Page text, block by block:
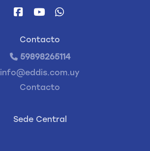
Contacto
59898265114
info@eddis.com.uy
Contacto
Sede Central